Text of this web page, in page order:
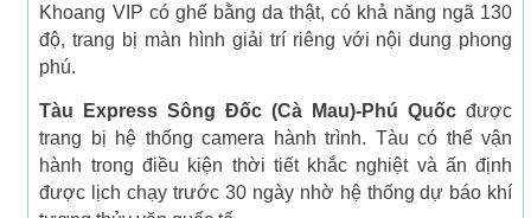
Khoang VIP có ghế bằng da thật, có khả năng ngã 130
độ, trang bị màn hình giải trí riêng với nội dung phong
phú.
Tàu Express Sông Đốc (Cà Mau)-Phú Quốc được
trang bị hệ thống camera hành trình. Tàu có thể vận
hành trong điều kiện thời tiết khắc nghiệt và ấn định
được lịch chạy trước 30 ngày nhờ hệ thống dự báo khí